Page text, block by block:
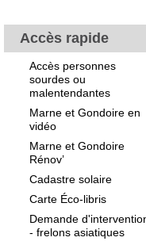
Accès rapide
Accès personnes
sourdes ou
malentendantes
Marne et Gondoire en
vidéo
Marne et Gondoire
Rénov’
Cadastre solaire
Carte Éco-libris
Demande
- frelons asiatiques